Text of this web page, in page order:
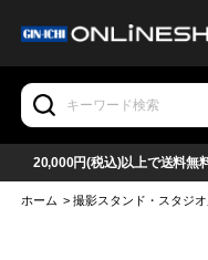
20,000円(税込)以上で送料無
ホーム >撮影スタンド・スタジ